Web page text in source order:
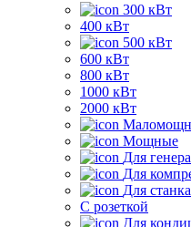
300 кВт
400 кВт
500 кВт
600 кВт
800 кВт
1000 кВт
2000 кВт
Мощные
Для
Для
Для станка
C розеткой
Для